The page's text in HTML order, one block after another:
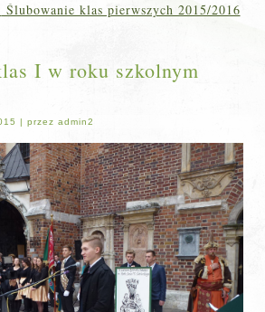
Ślubowanie klas pierwszych 2015/2016
I w roku szkolnym
|przez admin2